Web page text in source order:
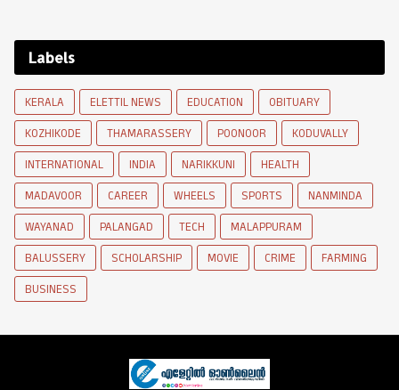
Labels
KERALA ELETTIL NEWS EDUCATION
OBITUARY
KOZHIKODE
THAMARASSERY POONOOR
KODUVALLY
INTERNATIONAL
INDIA NARIKKUNI
HEALTH
MADAVOOR
CAREER WHEELS SPORTS
NANMINDA
WAYANAD
PALANGAD TECH
MALAPPURAM
BALUSSERY
SCHOLARSHIP MOVIE CRIME
FARMING
BUSINESS